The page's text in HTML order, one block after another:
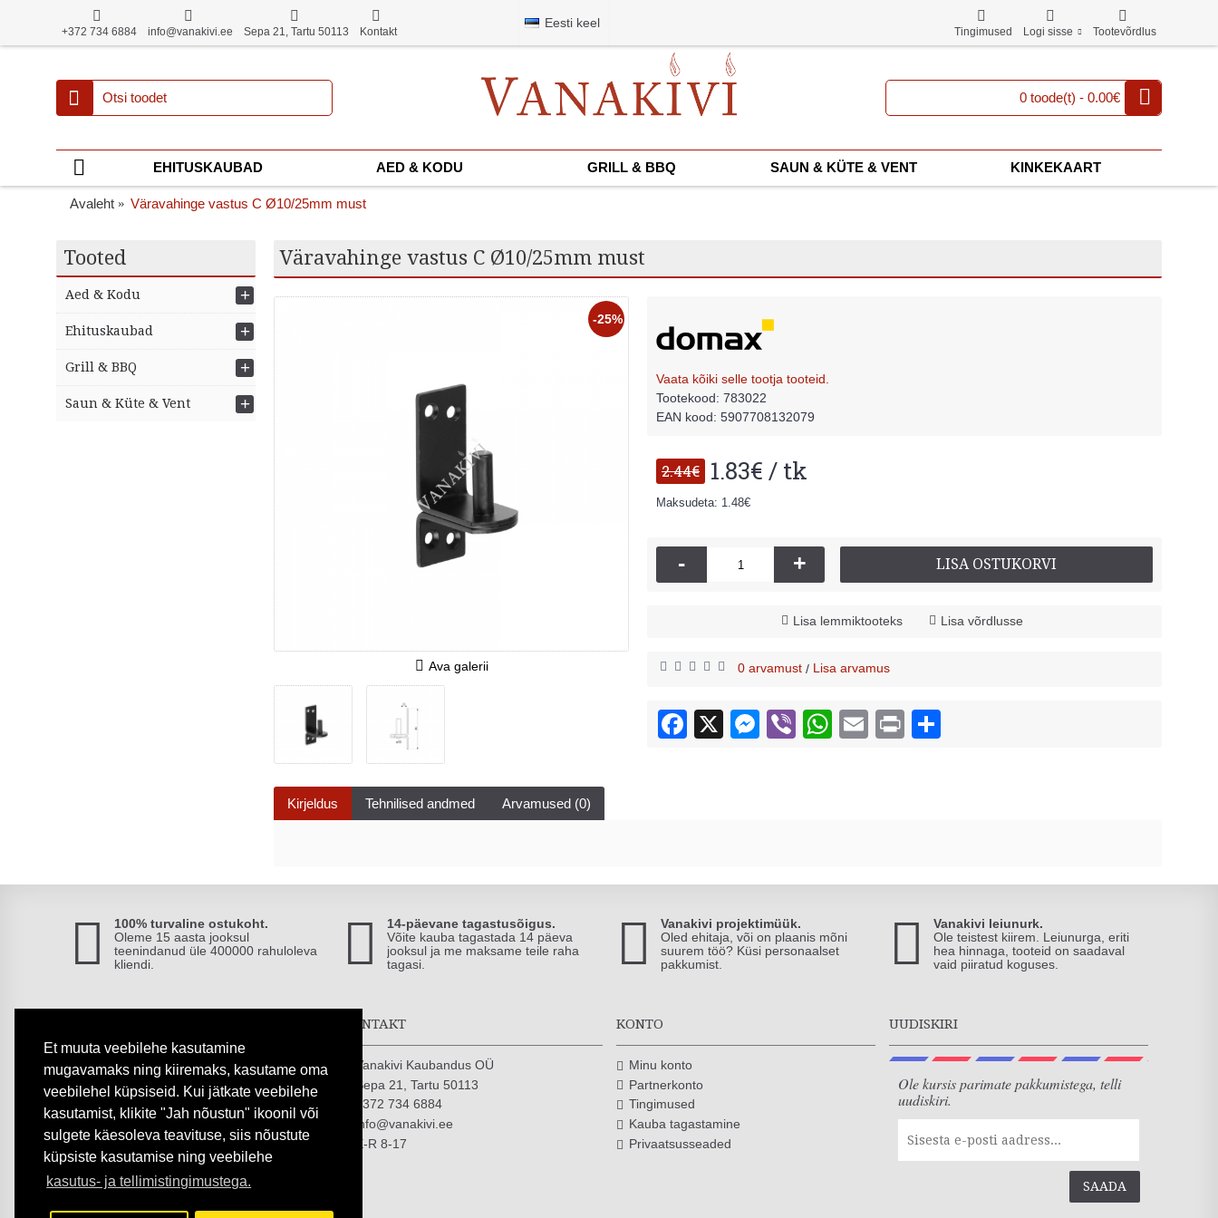
Et muuta veebilehe kasutamine
mugavamaks ning kiiremaks, kasutame oma
veebilehel küpsiseid. Kui jätkate veebilehe
kasutamist, klikite "Jah nõustun" ikoonil või
sulgete käesoleva teavituse, siis nõustute
küpsiste kasutamise ning veebilehe
kasutus- ja tellimistingimustega.
+372 734 6884 info@vanakivi.ee Sepa 21, Tartu 50113 Kontakt
Eesti keel
Tingimused Logi sisse Tootevõrdlus
0 toode(t) - 0.00€
EHITUSKAUBAD AED & KODU GRILL & BBQ SAUN & KÜTE & VENT KINKEKAART
Avaleht Väravahinge vastus C Ø10/25mm must
Tooted
Aed & Kodu +
Ehituskaubad +
Grill & BBQ +
Saun & Küte & Vent +
Väravahinge vastus C Ø10/25mm must
-25%
Ava galerii
Vaata kõiki selle tootja tooteid.
Tootekood: 783022
EAN kood: 5907708132079
2.44€ 1.83€ / tk
Maksudeta: 1.48€
- + LISA OSTUKORVI
Lisa lemmiktooteks Lisa võrdlusse
0 arvamust / Lisa arvamus
Kirjeldus Tehnilised andmed Arvamused (0)
100% turvaline ostukoht.
Oleme 15 aasta jooksul
teenindanud üle 400000 rahuloleva
kliendi.
14-päevane tagastusõigus.
Võite kauba tagastada 14 päeva
jooksul ja me maksame teile raha
tagasi.
Vanakivi projektimüük.
Oled ehitaja, või on plaanis mõni
suurem töö? Küsi personaalset
pakkumist.
Vanakivi leiunurk.
Ole teistest kiirem. Leiunurga, eriti
hea hinnaga, tooteid on saadaval
vaid piiratud koguses.
KONTAKT
Vanakivi Kaubandus OÜ
Sepa 21, Tartu 50113
+372 734 6884
info@vanakivi.ee
E-R 8-17
KONTO
Minu konto
Partnerkonto
Tingimused
Kauba tagastamine
Privaatsusseaded
UUDISKIRI
Ole kursis parimate pakkumistega, telli
uudiskiri.
SAADA